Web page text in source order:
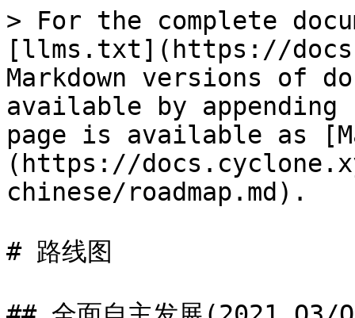
> For the complete
[llms.txt](https://
Markdown versions of
available by
page is available as
(https://
chinese/roadmap.md).
# 路线图